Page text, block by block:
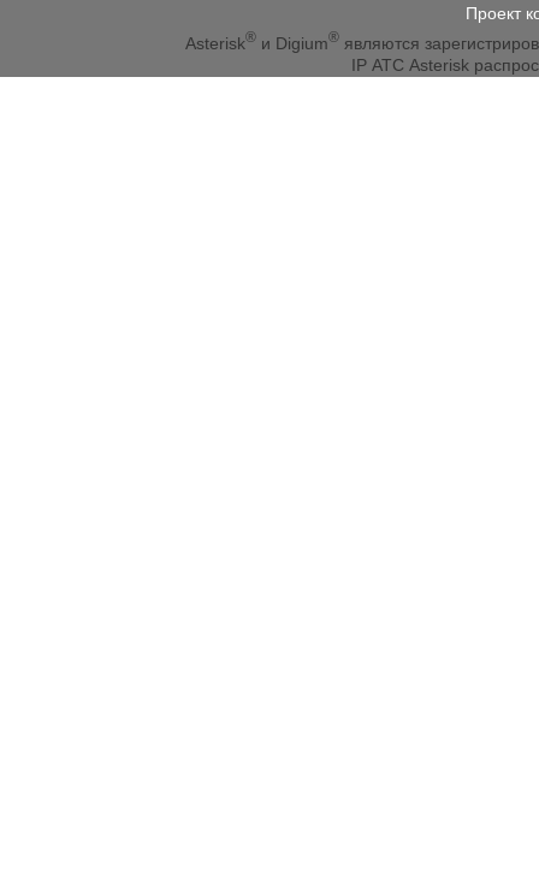
Проект
Asterisk®и Digium®являются
IP АТС Asterisk